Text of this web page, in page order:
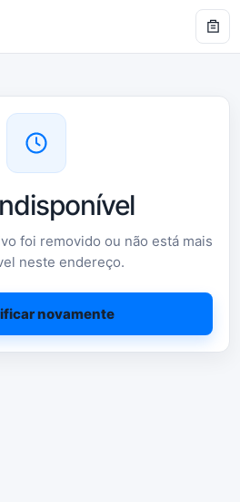
foi removido ou não está mais
neste endereço.
novamente